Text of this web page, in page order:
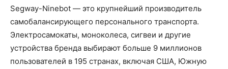
Segway-Ninebot — это крупнейший производитель
самобалансирующего персонального транспорта.
Электросамокаты, моноколеса, сигвеи и другие
устройства бренда выбирают больше 9 миллионов
пользователей в 195 странах, включая США, Южную